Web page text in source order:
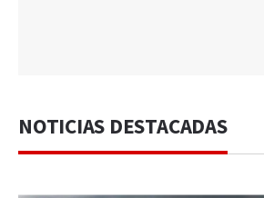
NOTICIAS DESTACADAS